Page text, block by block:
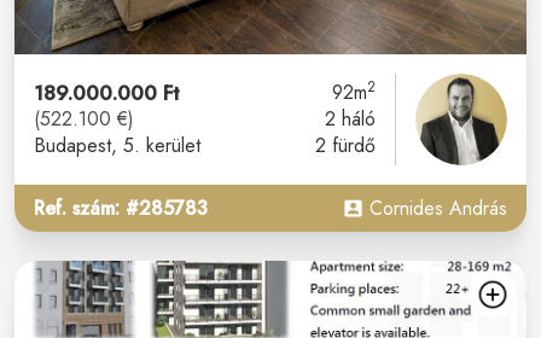
189.000.000 Ft
(522.100 €)
Budapest, 5. kerület
92m2
2 háló
2 fürdő
Ref. szám: #285783 Cornides András